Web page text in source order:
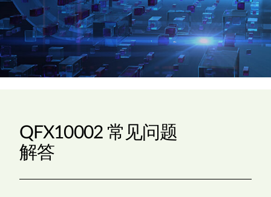
QFX10002 常见问题
解答